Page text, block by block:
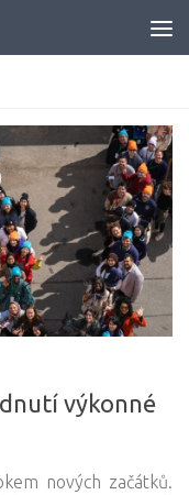
výkonné
nových začátků.